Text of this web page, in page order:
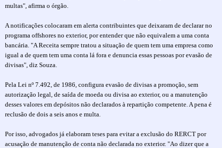
multas", afirma o órgão.
A notificações colocaram em alerta contribuintes que deixaram de declarar no
programa offshores no exterior, por entender que não equivalem a uma conta
bancária. "A Receita sempre tratou a situação de quem tem uma empresa como
igual a de quem tem uma conta lá fora e denuncia essas pessoas por evasão de
divisas", diz Souza.
Pela Lei nº 7.492, de 1986, configura evasão de divisas a promoção, sem
autorização legal, de saída de moeda ou divisa ao exterior, ou a manutenção
desses valores em depósitos não declarados à repartição competente. A pena é
reclusão de dois a seis anos e multa.
Por isso, advogados já elaboram teses para evitar a exclusão do RERCT por
acusação de manutenção de conta não declarada no exterior. "Ao dizer que a